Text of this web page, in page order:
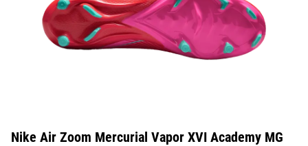
Nike Air Zoom Mercurial Vapor XVI Academy MG